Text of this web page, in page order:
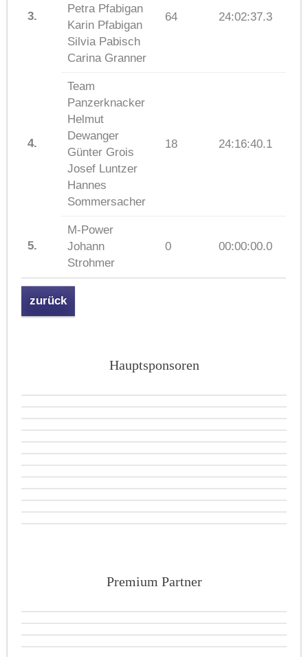
3.
Petra Pfabigan
Karin Pfabigan
Silvia Pabisch
Carina Granner
64 24:02:37.3
4.
Team
Panzerknacker
Helmut
Dewanger
Günter Grois
Josef Luntzer
Hannes
Sommersacher
18 24:16:40.1
5.
M-Power
Johann
Strohmer
0 00:00:00.0
zurück
Hauptsponsoren
Premium Partner